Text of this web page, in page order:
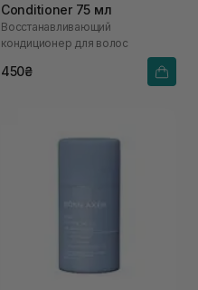
Conditioner 75 мл
Восстанавливающий
кондиционер для волос
450₴